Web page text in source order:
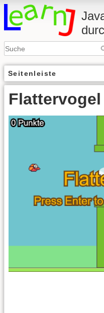
Seitenleiste
Flattervogel